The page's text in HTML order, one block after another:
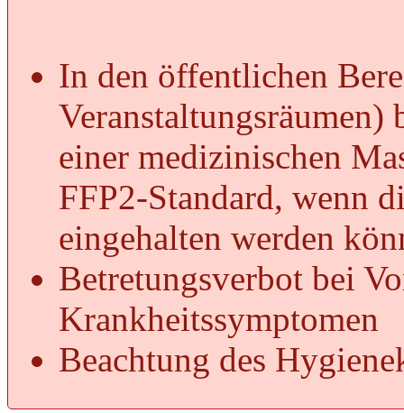
In den öffentlichen
Veranstaltungsräumen)
einer medizinischen
FFP2-Standard, wenn
eingehalten werden
Betretungsverbot bei
Krankheitssymptomen
Beachtung des